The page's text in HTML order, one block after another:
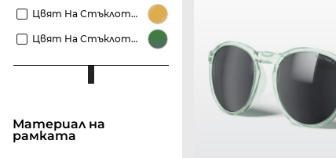
Цвят На Стъклото Златисти
Цвят На Стъклото Зелени
материал на
рамката